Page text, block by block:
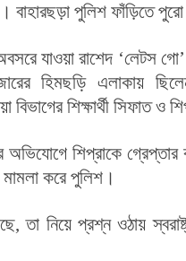
পুলিশ ফাঁড়িতে পুরো
যাওয়া রাশেদ ‘লেটস
হিমছড়ি এলাকায়
বিভাগের শিক্ষার্থী সিফাত ও
অভিযোগে শিপ্রাকে
করে পুলিশ।
তা নিয়ে প্রশ্ন ওঠায়